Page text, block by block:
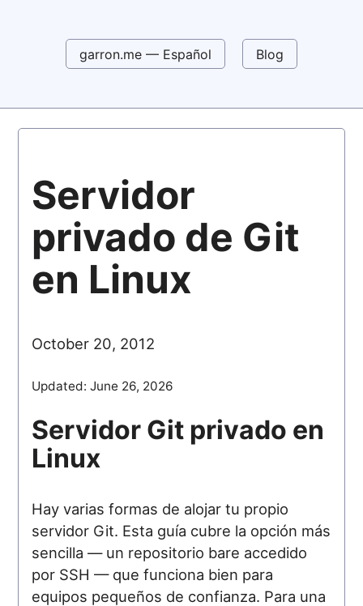
garron.me — Español Blog
Servidor
privado de Git
en Linux
October 20, 2012
Updated:June 26, 2026
Servidor Git privado en
Linux
Hay varias formas de alojar tu propio
servidor Git. Esta guía cubre la opción más
sencilla — un repositorio bare accedido
por SSH — que funciona bien para
equipos pequeños de confianza. Para una